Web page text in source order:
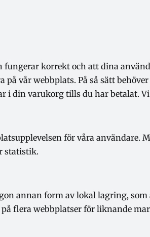
fungerar korrekt och att dina
på vår webbplats. På så sätt
i din varukorg tills du har betalat.
för våra användare.
statistik.
annan form av lokal lagring,
flera webbplatser för liknande